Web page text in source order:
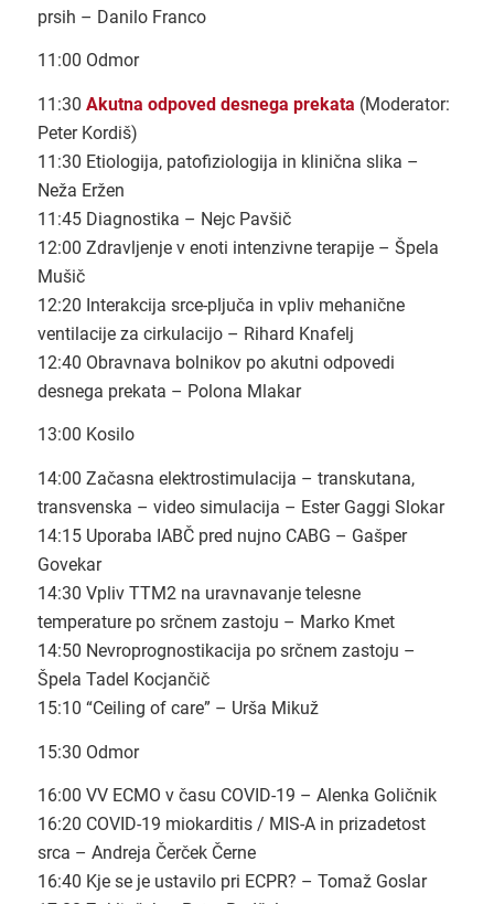
prsih – Danilo Franco
11:00 Odmor
11:30 Akutna odpoved desnega prekata (Moderator:
Peter Kordiš)
11:30 Etiologija, patofiziologija in klinična slika –
Neža Eržen
11:45 Diagnostika – Nejc Pavšič
12:00 Zdravljenje v enoti intenzivne terapije – Špela
Mušič
12:20 Interakcija srce-pljuča in vpliv mehanične
ventilacije za cirkulacijo – Rihard Knafelj
12:40 Obravnava bolnikov po akutni odpovedi
desnega prekata – Polona Mlakar
13:00 Kosilo
14:00 Začasna elektrostimulacija – transkutana,
transvenska – video simulacija – Ester Gaggi Slokar
14:15 Uporaba IABČ pred nujno CABG – Gašper
Govekar
14:30 Vpliv TTM2 na uravnavanje telesne
temperature po srčnem zastoju – Marko Kmet
14:50 Nevroprognostikacija po srčnem zastoju –
Špela Tadel Kocjančič
15:10 “Ceiling of care” – Urša Mikuž
15:30 Odmor
16:00 VV ECMO v času COVID-19 – Alenka Goličnik
16:20 COVID-19 miokarditis / MIS-A in prizadetost
srca – Andreja Čerček Černe
16:40 Kje se je ustavilo pri ECPR? – Tomaž Goslar